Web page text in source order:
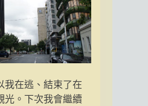
我在逃、結束了在
光。下次我會繼續